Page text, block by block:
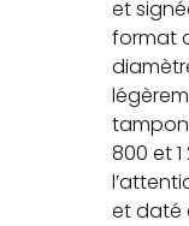
et
format
tampon
800 et
et daté